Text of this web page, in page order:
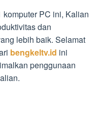
komputer PC ini, Kalian
dan
lebih baik. Selamat
bengkeltv.id ini
penggunaan